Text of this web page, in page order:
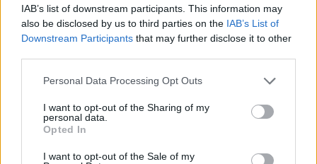
IAB’s list of downstream participants. This information may
also be disclosed by us to third parties on the IAB’s List of
Downstream Participants that may further disclose it to other
Please note that this website/app uses one or more Google
not limited to your visit or usage behaviour. You may click to
grant or deny consent to Google and its third-party tags to
use your data for below specified purposes in below Google
consent section.
Personal Data Processing Opt Outs
I want to opt-out of the Sharing of my
personal data.
Opted In
I want to opt-out of the Sale of my
baziliki Marije Snežne oz. Marije Velike v Rimu.
Ta cerkev je bil eden njegovih najljubših krajev v času
njegovega življenja. Tja se je odpravil takoj po izvolitvi
cvetno nedeljo prejšnji teden.